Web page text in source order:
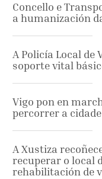
Concello e
a humanización
A Policía Local de
soporte vital
Vigo pon en
percorrer a
A Xustiza
recuperar o local
rehabilitación de